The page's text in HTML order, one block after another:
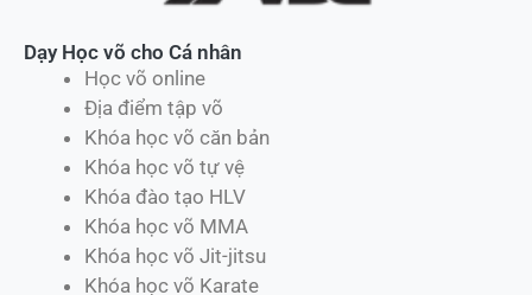
Dạy Học võ cho Cá nhân
Học võ online
Địa điểm tập võ
Khóa học võ căn bản
Khóa học võ tự vệ
Khóa đào tạo HLV
Khóa học võ MMA
Khóa học võ Jit-jitsu
Khóa học võ Karate